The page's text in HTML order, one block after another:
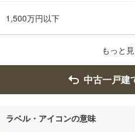
1,500万円以下
もっと
中古一戸建
ラベル・アイコンの意味